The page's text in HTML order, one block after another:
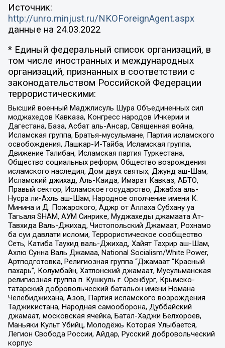
Источник:
http://unro.minjust.ru/NKOForeignAgent.aspx
данные на 24.03.2022
* Единый федеральный список организаций, в
том числе иностранных и международных
организаций, признанных в соответствии с
законодательством Российской Федерации
террористическими:
Высший военный Маджлисуль Шура Объединенных сил
моджахедов Кавказа, Конгресс народов Ичкерии и
Дагестана, База, Асбат аль-Ансар, Священная война,
Исламская группа, Братья-мусульмане, Партия исламского
освобождения, Лашкар-И-Тайба, Исламская группа,
Движение Талибан, Исламская партия Туркестана,
Общество социальных реформ, Общество возрождения
исламского наследия, Дом двух святых, Джунд аш-Шам,
Исламский джихад, Аль-Каида, Имарат Кавказ, АБТО,
Правый сектор, Исламское государство, Джабха аль-
Нусра ли-Ахль аш-Шам, Народное ополчение имени К.
Минина и Д. Пожарского, Аджр от Аллаха Субхану уа
Тагьаля SHAM, АУМ Синрике, Муджахеды джамаата Ат-
Тавхида Валь-Джихад, Чистопольский Джамаат, Рохнамо
ба суи давлати исломи, Террористическое сообщество
Сеть, Катиба Таухид валь-Джихад, Хайят Тахрир аш-Шам,
Ахлю Сунна Валь Джамаа, National Socialism/White Power,
Артподготовка, Религиозная группа “Джамаат “Красный
пахарь”, Колумбайн, Хатлонский джамаат, Мусульманская
религиозная группа п. Кушкуль г. Оренбург, Крымско-
татарский добровольческий батальон имени Номана
Челебиджихана, Азов, Партия исламского возрождения
Таджикистана, Народная самооборона, Дуббайский
джамаат, московская ячейка, Батал-Хаджи Белхороев,
Маньяки Культ Убийц, Молодёжь Которая Улыбается,
Легион Свобода России, Айдар, Русский добровольческий
корпус